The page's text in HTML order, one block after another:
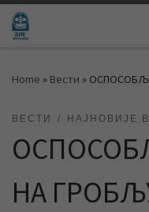
Skip to content
Home » Вести »
ВЕСТИ НАЈНОВИЈЕ
НА